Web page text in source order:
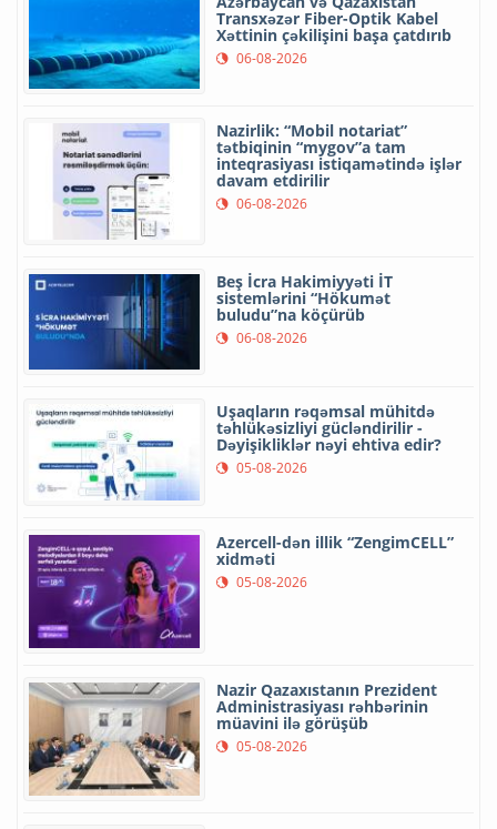
Transxəzər Fiber-Optik Kabel
Xəttinin çəkilişini başa çatdırıb
06-08-2026
Nazirlik: “Mobil notariat”
tətbiqinin “mygov”a tam
inteqrasiyası istiqamətində işlər
davam etdirilir
06-08-2026
Beş İcra Hakimiyyəti İT
sistemlərini “Hökumət
buludu”na köçürüb
06-08-2026
Uşaqların rəqəmsal mühitdə
təhlükəsizliyi gücləndirilir -
Dəyişikliklər nəyi ehtiva edir?
05-08-2026
Azercell-dən illik “ZengimCELL”
xidməti
05-08-2026
Nazir Qazaxıstanın Prezident
Administrasiyası rəhbərinin
müavini ilə görüşüb
05-08-2026